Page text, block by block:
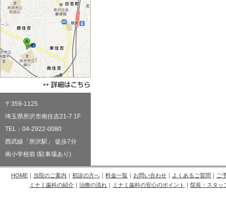
〒359-1125
埼玉県所沢市南住吉21-7 1F
TEL：04-2922-0080
西武線「所沢駅」 徒歩7分
南小学校前 (駐車場あり)
HOME ｜ 当院のご案内 ｜ 初診の方へ ｜ 料金一覧 ｜ お問い合わせ ｜ よくあるご質問 ｜ ご
ミナミ歯科の紹介 ｜治療の流れ ｜ ミナミ歯科の安心のポイント ｜院長・スタッ